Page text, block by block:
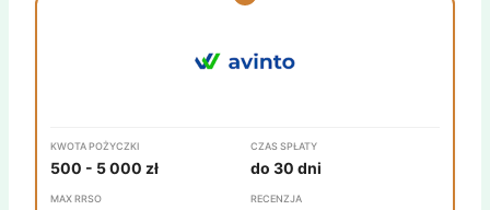
KWOTA POŻYCZKI
500 - 5 000 zł
CZAS SPŁATY
do 30 dni
MAX RRSO RECENZJA